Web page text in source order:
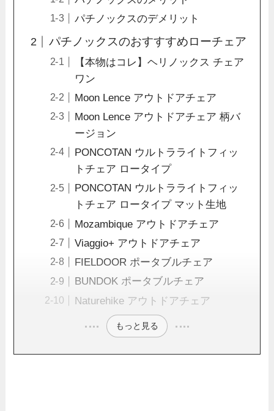
パチノックスのデメリット
パチノックスのおすすすめローチェア
【本物はコレ】ヘリノックス チェア
ワン
Moon Lence アウトドアチェア
Moon Lence アウトドアチェア 柄バ
ージョン
PONCOTAN ウルトラライトフィッ
トチェア ロータイプ
PONCOTAN ウルトラライトフィッ
トチェア ロータイプ マット生地
Mozambique アウトドアチェア
Viaggio+ アウトドアチェア
FIELDOOR ポータブルチェア
BUNDOK ポータブルチェア
Naturehike アウトドアチェア
もっと見る